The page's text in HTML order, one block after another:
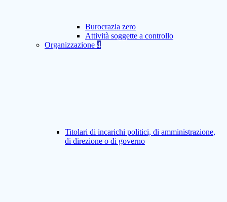
Burocrazia zero
Attività soggette a controllo
Organizzazione 4
Titolari di incarichi politici, di amministrazione,
di direzione o di governo